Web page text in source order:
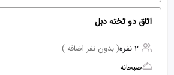
اتاق دو تخته دبل
2 نفره
( بدون نفر اضافه )
صبحانه